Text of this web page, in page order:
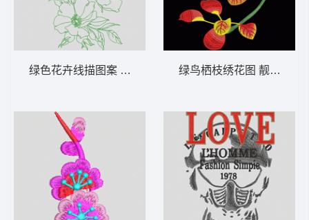
绿色花卉线描图案 简笔花 绿鸟栖枝绣花图 靓花 鸟